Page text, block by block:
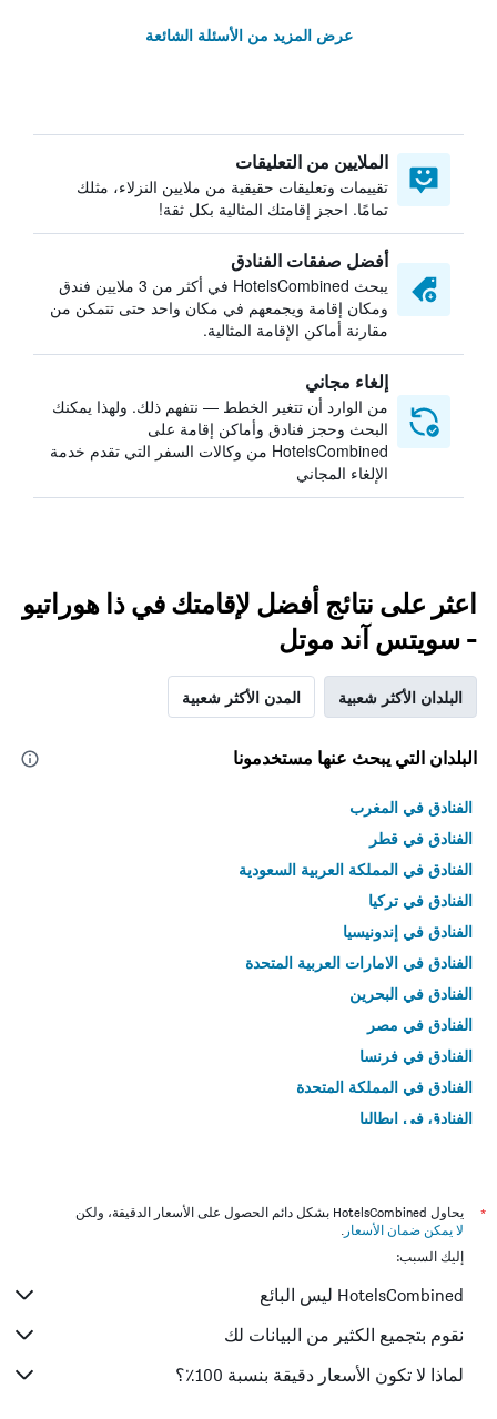
عرض المزيد من الأسئلة الشائعة
الملايين من التعليقات
تقييمات وتعليقات حقيقية من ملايين النزلاء، مثلك
تمامًا. احجز إقامتك المثالية بكل ثقة!
أفضل صفقات الفنادق
يبحث HotelsCombined في أكثر من 3 ملايين فندق
ومكان إقامة ويجمعهم في مكان واحد حتى تتمكن من
مقارنة أماكن الإقامة المثالية.
إلغاء مجاني
من الوارد أن تتغير الخطط — نتفهم ذلك. ولهذا يمكنك
البحث وحجز فنادق وأماكن إقامة على
HotelsCombined من وكالات السفر التي تقدم خدمة
الإلغاء المجاني
اعثر على نتائج أفضل لإقامتك في ذا هوراتيو
- سويتس آند موتل
البلدان الأكثر شعبية المدن الأكثر شعبية
البلدان التي يبحث عنها مستخدمونا
الفنادق في المغرب
الفنادق في قطر
الفنادق في المملكة العربية السعودية
الفنادق في تركيا
الفنادق في إندونيسيا
الفنادق في الامارات العربية المتحدة
الفنادق في البحرين
الفنادق في مصر
الفنادق في فرنسا
الفنادق في المملكة المتحدة
الفنادق في إيطاليا
*
يحاول HotelsCombined بشكل دائم الحصول على الأسعار الدقيقة، ولكن
لا يمكن ضمان الأسعار .
إليك السبب:
HotelsCombined ليس البائع
نقوم بتجميع الكثير من البيانات لك
لماذا لا تكون الأسعار دقيقة بنسبة 100٪؟